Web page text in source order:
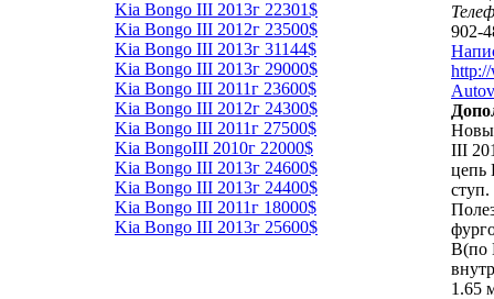
Kia Bongo III 2013г 22301$
Kia Bongo III 2012г 23500$
Kia Bongo III 2013г 31144$
Kia Bongo III 2013г 29000$
Kia Bongo III 2011г 23600$
Kia Bongo III 2012г 24300$
Kia Bongo III 2011г 27500$
Kia BongoIII 2010г 22000$
Kia Bongo III 2013г 24600$
Kia Bongo III 2013г 24400$
Kia Bongo III 2011г 18000$
Kia Bongo III 2013г 25600$
902-
III
цепь
ступ.
B(по
1.65